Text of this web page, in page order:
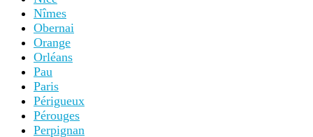
Nîmes
Obernai
Orange
Orléans
Pau
Paris
Périgueux
Pérouges
Perpignan